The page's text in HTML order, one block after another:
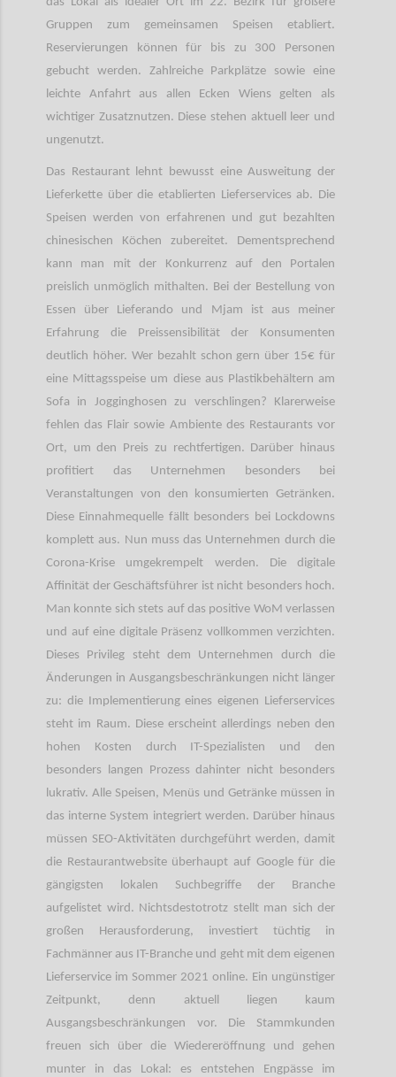
Gruppen zum gemeinsamen Speisen etabliert.
Reservierungen können für bis zu 300 Personen
gebucht werden. Zahlreiche Parkplätze sowie eine
leichte Anfahrt aus allen Ecken Wiens gelten als
wichtiger Zusatznutzen. Diese stehen aktuell leer und
ungenutzt.
Das Restaurant lehnt bewusst eine Ausweitung der
Lieferkette über die etablierten Lieferservices ab. Die
Speisen werden von erfahrenen und gut bezahlten
chinesischen Köchen zubereitet. Dementsprechend
kann man mit der Konkurrenz auf den Portalen
preislich unmöglich mithalten. Bei der Bestellung von
Essen über Lieferando und Mjam ist aus meiner
Erfahrung die Preissensibilität der Konsumenten
deutlich höher. Wer bezahlt schon gern über 15€ für
eine Mittagsspeise um diese aus Plastikbehältern am
Sofa in Jogginghosen zu verschlingen? Klarerweise
fehlen das Flair sowie Ambiente des Restaurants vor
Ort, um den Preis zu rechtfertigen. Darüber hinaus
profitiert das Unternehmen besonders bei
Veranstaltungen von den konsumierten Getränken.
Diese Einnahmequelle fällt besonders bei Lockdowns
komplett aus. Nun muss das Unternehmen durch die
Corona-Krise umgekrempelt werden. Die digitale
Affinität der Geschäftsführer ist nicht besonders hoch.
Man konnte sich stets auf das positive WoM verlassen
und auf eine digitale Präsenz vollkommen verzichten.
Dieses Privileg steht dem Unternehmen durch die
Änderungen in Ausgangsbeschränkungen nicht länger
zu: die Implementierung eines eigenen Lieferservices
steht im Raum. Diese erscheint allerdings neben den
hohen Kosten durch IT-Spezialisten und den
besonders langen Prozess dahinter nicht besonders
lukrativ. Alle Speisen, Menüs und Getränke müssen in
das interne System integriert werden. Darüber hinaus
müssen SEO-Aktivitäten durchgeführt werden, damit
die Restaurantwebsite überhaupt auf Google für die
gängigsten lokalen Suchbegriffe der Branche
aufgelistet wird. Nichtsdestotrotz stellt man sich der
großen Herausforderung, investiert tüchtig in
Fachmänner aus IT-Branche und geht mit dem eigenen
Lieferservice im Sommer 2021 online. Ein ungünstiger
Zeitpunkt, denn aktuell liegen kaum
Ausgangsbeschränkungen vor. Die Stammkunden
freuen sich über die Wiedereröffnung und gehen
munter in das Lokal: es entstehen Engpässe im